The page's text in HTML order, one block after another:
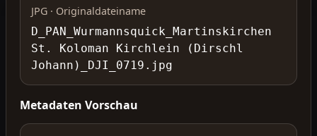
JPG · Originaldateiname
D_PAN_Wurmannsquick_Martinskirchen
St. Koloman Kirchlein (Dirschl
Johann)_DJI_0719.jpg
Metadaten Vorschau